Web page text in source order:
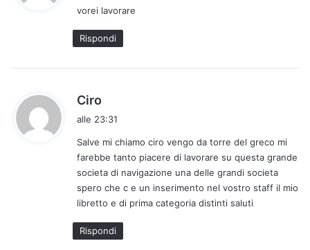
e
t
t
vorei lavorare
Rispondi
Ciro
e
t
t
o
:
alle 23:31
Salve mi chiamo ciro vengo da torre del greco mi
farebbe tanto piacere di lavorare su questa grande
societa di navigazione una delle grandi societa
spero che c e un inserimento nel vostro staff il mio
libretto e di prima categoria distinti saluti
Rispondi